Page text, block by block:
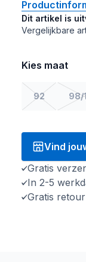
Dit artikel is
Vergelijkbare
Kies maat
92 98/
Vind
Gratis
In 2-5
Gratis